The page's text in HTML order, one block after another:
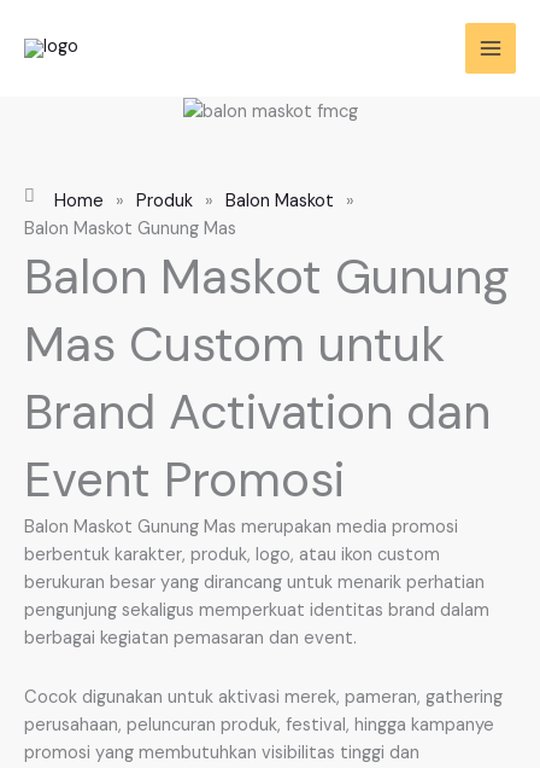
Home » Produk » Balon Maskot
»
Balon Maskot Gunung Mas
Balon Maskot Gunung
Mas Custom untuk
Brand Activation dan
Event Promosi
Balon Maskot Gunung Mas merupakan media promosi
berbentuk karakter, produk, logo, atau ikon custom
berukuran besar yang dirancang untuk menarik perhatian
pengunjung sekaligus memperkuat identitas brand dalam
berbagai kegiatan pemasaran dan event.
Cocok digunakan untuk aktivasi merek, pameran, gathering
perusahaan, peluncuran produk, festival, hingga kampanye
promosi yang membutuhkan visibilitas tinggi dan